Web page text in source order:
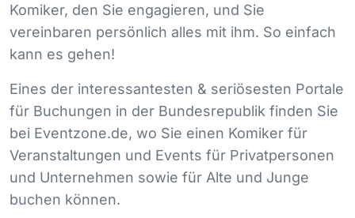
Komiker, den Sie engagieren, und Sie
vereinbaren persönlich alles mit ihm. So einfach
kann es gehen!
Eines der interessantesten & seriösesten Portale
für Buchungen in der Bundesrepublik finden Sie
bei Eventzone.de, wo Sie einen Komiker für
Veranstaltungen und Events für Privatpersonen
und Unternehmen sowie für Alte und Junge
buchen können.